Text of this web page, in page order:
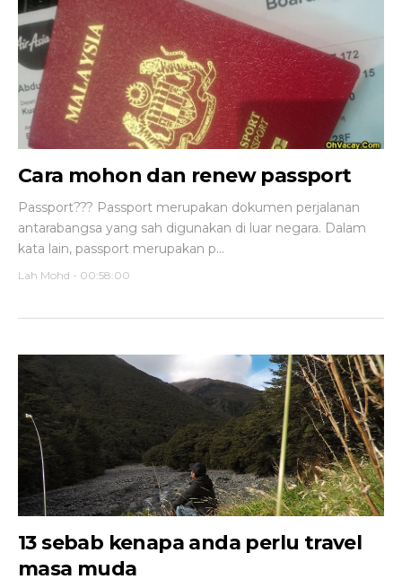
Cara mohon dan renew passport
Passport??? Passport merupakan dokumen perjalanan
antarabangsa yang sah digunakan di luar negara. Dalam
kata lain, passport merupakan p...
Lah Mohd - 00:58:00
13 sebab kenapa anda perlu travel
masa muda